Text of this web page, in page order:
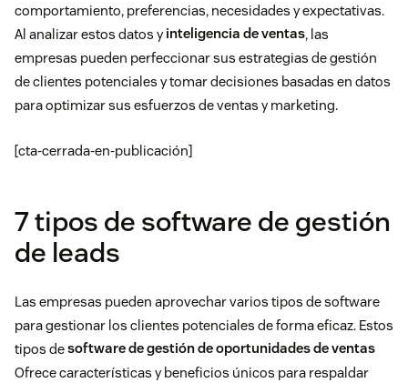
comportamiento, preferencias, necesidades y expectativas.
Al analizar estos datos yinteligencia de ventas, las
empresas pueden perfeccionar sus estrategias de gestión
de clientes potenciales y tomar decisiones basadas en datos
para optimizar sus esfuerzos de ventas y marketing.
[cta-cerrada-en-publicación]
7 tipos de software de gestión
de leads
Las empresas pueden aprovechar varios tipos de software
para gestionar los clientes potenciales de forma eficaz. Estos
tipos desoftware de gestión de oportunidades de ventas
Ofrece características y beneficios únicos para respaldar